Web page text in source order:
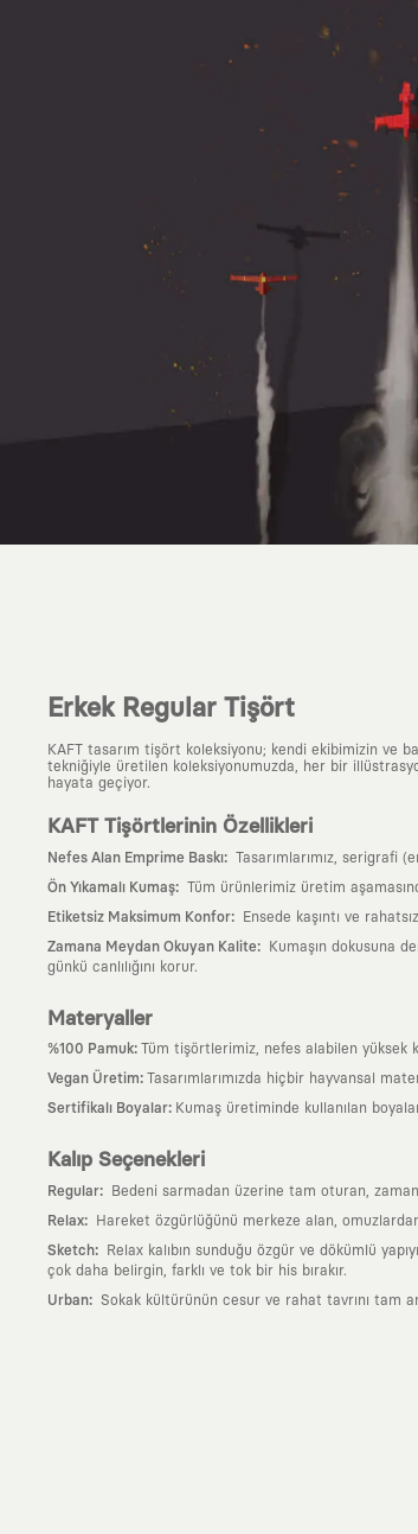
Erkek Regular Tişört
KAFT tasarım tişört koleksiyonu; kendi ekibimizin ve
tekniğiyle üretilen koleksiyonumuzda, her bir
hayata geçiyor.
KAFT Tişörtlerinin Özellikleri
Nefes Alan Emprime Baskı: Tasarımlarımız, serigrafi
Ön Yıkamalı Kumaş: Tüm ürünlerimiz üretim
Etiketsiz Maksimum Konfor: Ensede kaşıntı ve
Zamana Meydan Okuyan Kalite:
Kumaşın dokusuna
günkü canlılığını korur.
Materyaller
%100 Pamuk: Tüm tişörtlerimiz, nefes alabilen yüksek
Vegan Üretim: Tasarımlarımızda hiçbir hayvansal
Sertifikalı Boyalar: Kumaş üretiminde kullanılan
Kalıp Seçenekleri
Regular: Bedeni sarmadan üzerine tam oturan,
Relax: Hareket özgürlüğünü merkeze alan,
Sketch:
Relax kalıbın sunduğu özgür ve dökümlü
çok daha belirgin, farklı ve tok bir his bırakır.
Urban: Sokak kültürünün cesur ve rahat tavrını tam